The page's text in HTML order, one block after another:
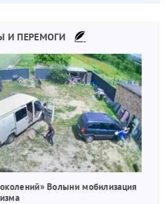
И ПЕРЕМОГИ
Волыни мобилизация